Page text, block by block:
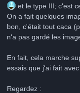
et le type III; c'est
On a fait quelques
bon, c'était tout caca
n'a pas gardé les
En fait, cela marche
essais que j'ai fait
Regardez :